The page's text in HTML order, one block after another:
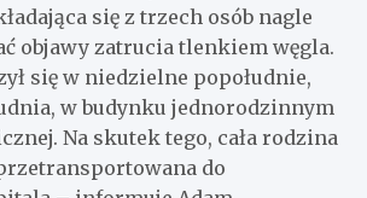
się z trzech osób nagle
objawy zatrucia tlenkiem węgla.
się w niedzielne popołudnie,
w budynku jednorodzinnym
Na skutek tego, cała rodzina
do